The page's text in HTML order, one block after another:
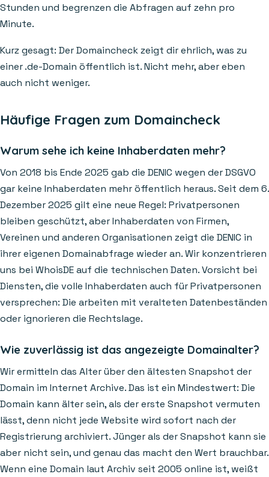
Stunden und begrenzen die Abfragen auf zehn pro
Minute.
Kurz gesagt: Der Domaincheck zeigt dir ehrlich, was zu
einer .de-Domain öffentlich ist. Nicht mehr, aber eben
auch nicht weniger.
Häufige Fragen zum Domaincheck
Warum sehe ich keine Inhaberdaten mehr?
Von 2018 bis Ende 2025 gab die DENIC wegen der DSGVO
gar keine Inhaberdaten mehr öffentlich heraus. Seit dem 6.
Dezember 2025 gilt eine neue Regel: Privatpersonen
bleiben geschützt, aber Inhaberdaten von Firmen,
Vereinen und anderen Organisationen zeigt die DENIC in
ihrer eigenen Domainabfrage wieder an. Wir konzentrieren
uns bei WhoisDE auf die technischen Daten. Vorsicht bei
Diensten, die volle Inhaberdaten auch für Privatpersonen
versprechen: Die arbeiten mit veralteten Datenbeständen
oder ignorieren die Rechtslage.
Wie zuverlässig ist das angezeigte Domainalter?
Wir ermitteln das Alter über den ältesten Snapshot der
Domain im Internet Archive. Das ist ein Mindestwert: Die
Domain kann älter sein, als der erste Snapshot vermuten
lässt, denn nicht jede Website wird sofort nach der
Registrierung archiviert. Jünger als der Snapshot kann sie
aber nicht sein, und genau das macht den Wert brauchbar.
Wenn eine Domain laut Archiv seit 2005 online ist, weißt